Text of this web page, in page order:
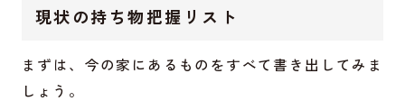
現状の持ち物把握リスト
まずは、今の家にあるものをすべて書き出してみま
しょう。